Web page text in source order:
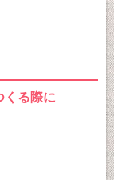
くる際に